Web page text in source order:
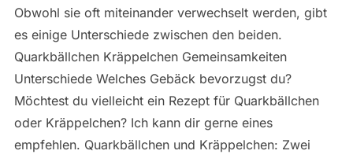
Obwohl sie oft miteinander verwechselt werden, gibt
es einige Unterschiede zwischen den beiden.
Quarkbällchen Kräppelchen Gemeinsamkeiten
Unterschiede Welches Gebäck bevorzugst du?
Möchtest du vielleicht ein Rezept für Quarkbällchen
oder Kräppelchen? Ich kann dir gerne eines
empfehlen. Quarkbällchen und Kräppelchen: Zwei